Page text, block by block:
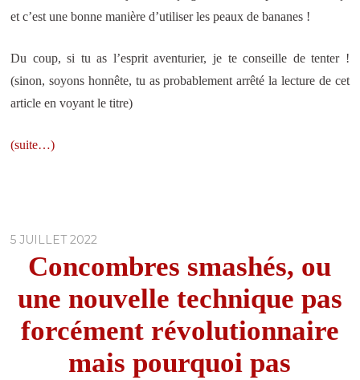
et c’est une bonne manière d’utiliser les peaux de bananes !
Du coup, si tu as l’esprit aventurier, je te conseille de tenter !
(sinon, soyons honnête, tu as probablement arrêté la lecture de cet
article en voyant le titre)
(suite…)
5 JUILLET 2022
Concombres smashés, ou
une nouvelle technique pas
forcément révolutionnaire
mais pourquoi pas